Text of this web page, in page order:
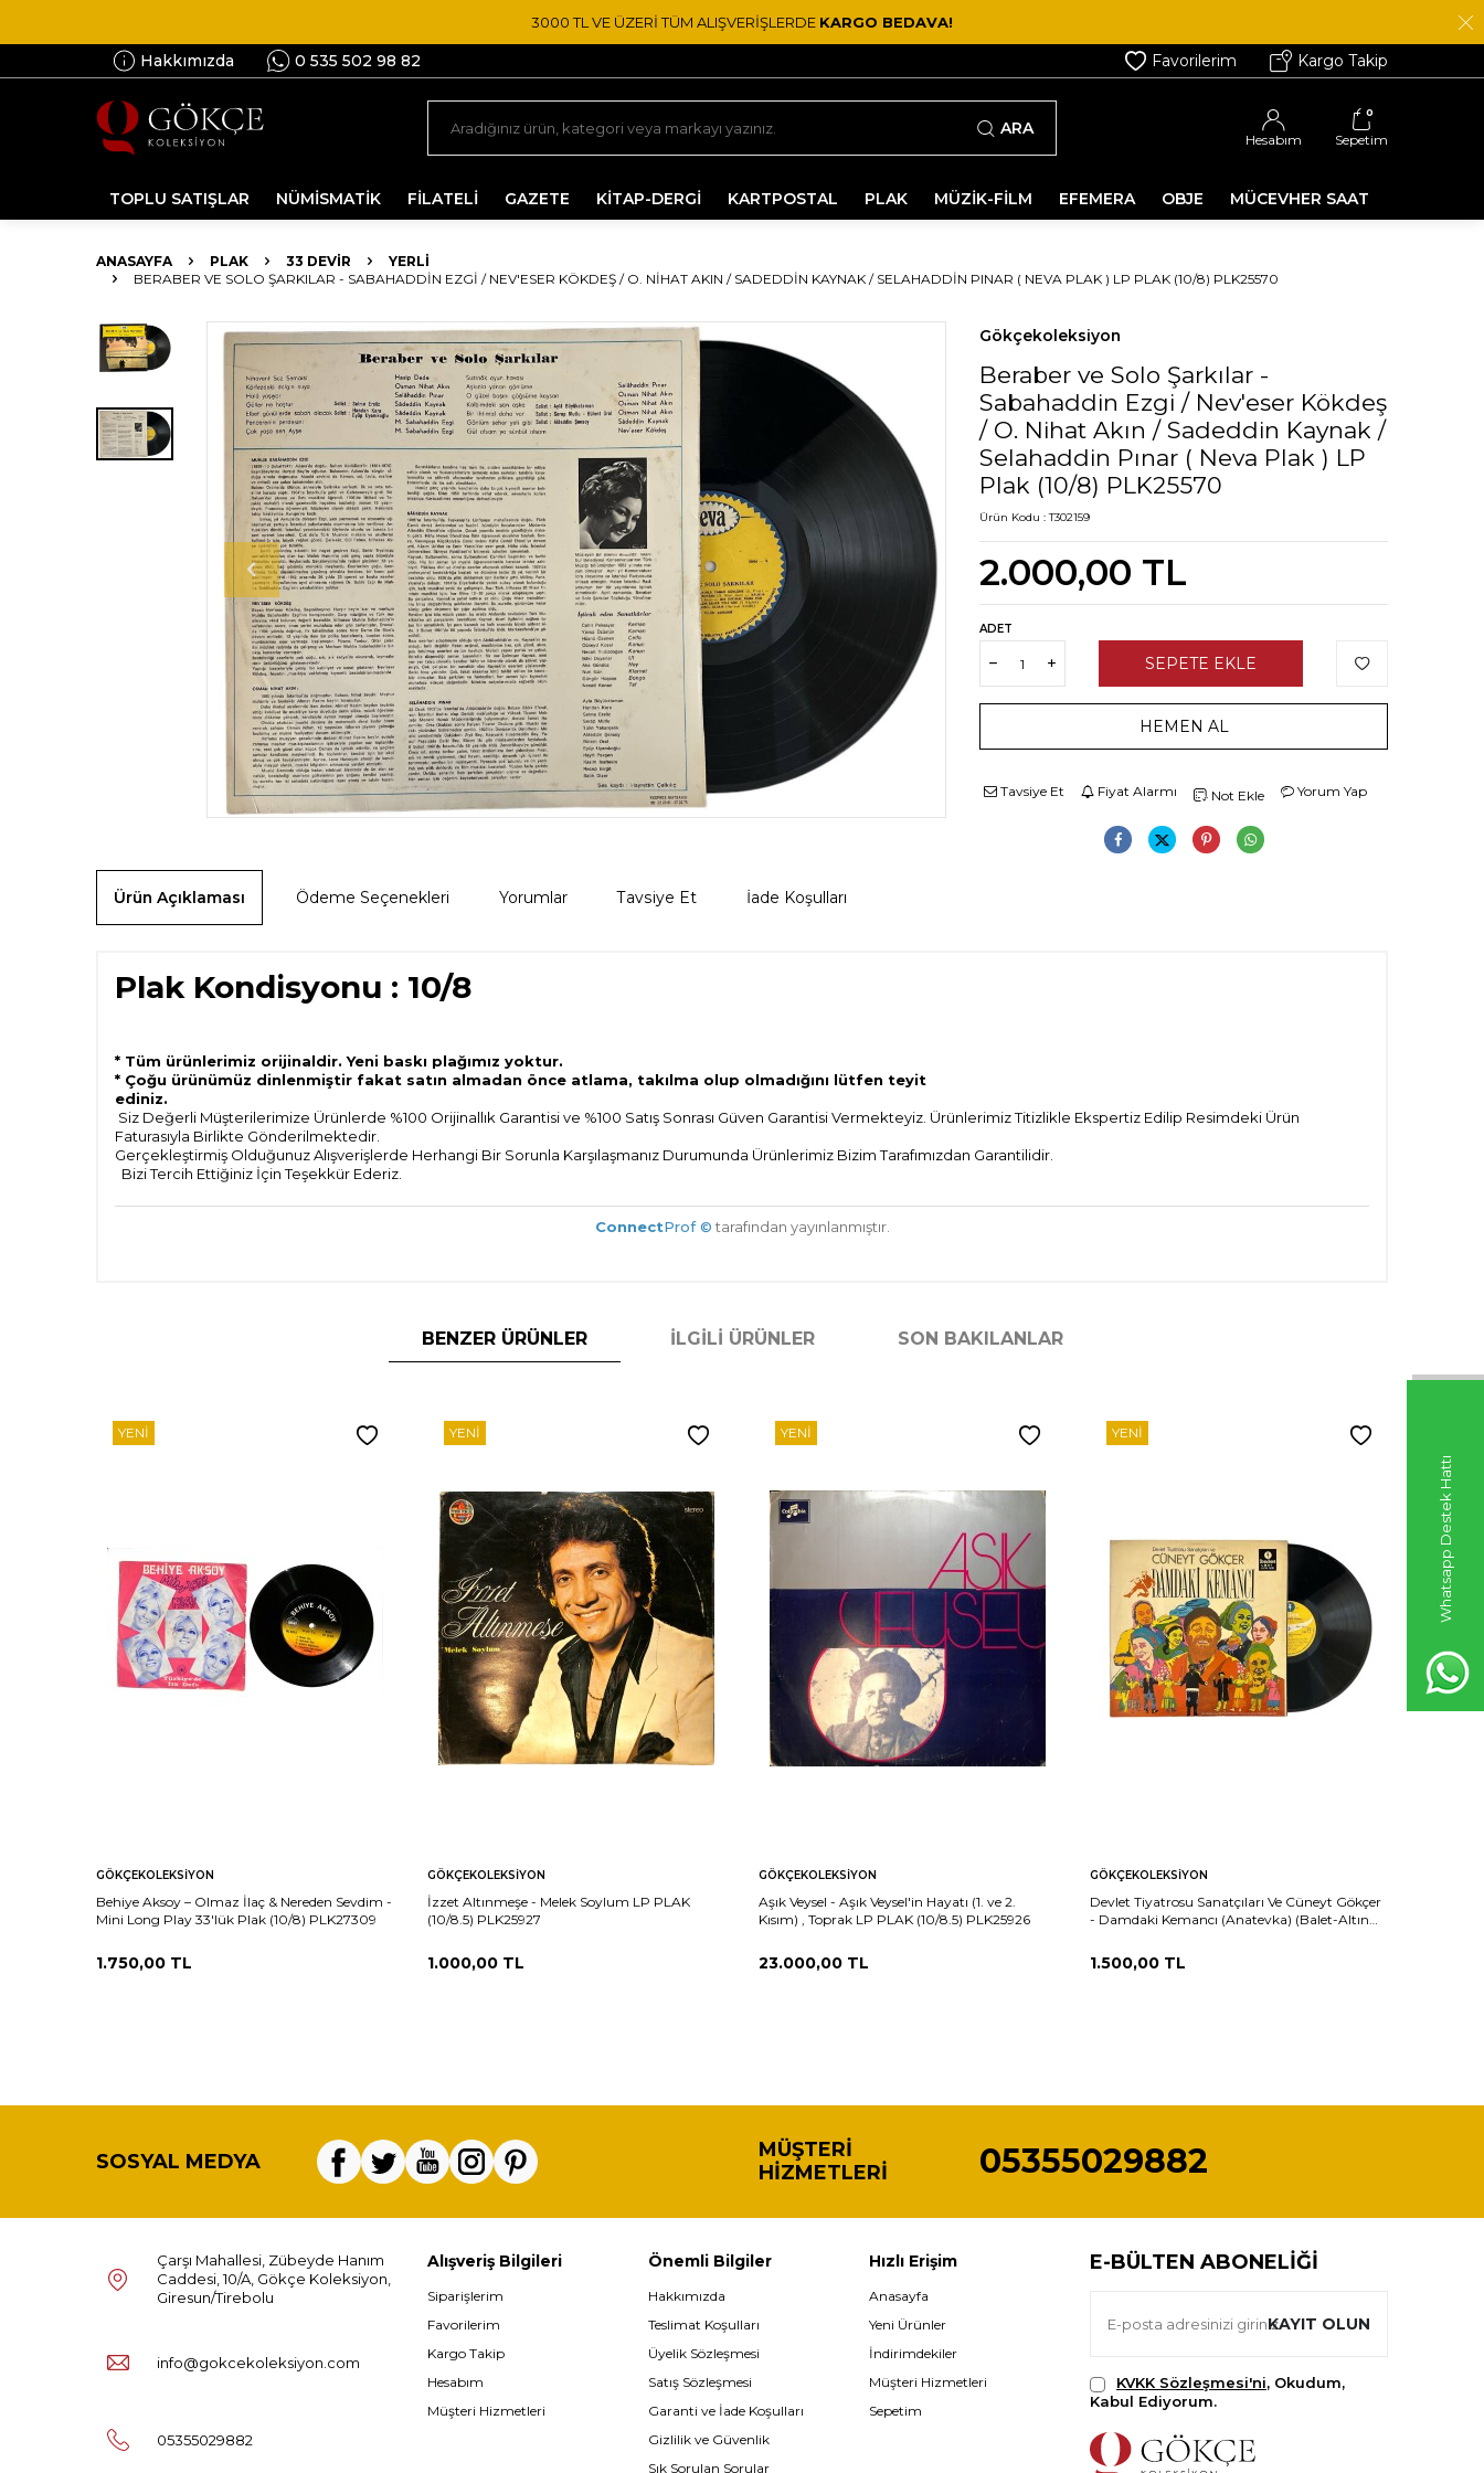
Whatsapp Destek Hattı
3000 TL VE ÜZERİ TÜM ALIŞVERİŞLERDE KARGO BEDAVA!
Hakkımızda 0 535 502 98 82 Favorilerim Kargo Takip
ARA
Hesabım
0
Sepetim
TOPLU SATIŞLAR NÜMİSMATİK FİLATELİ GAZETE KİTAP-DERGİ KARTPOSTAL PLAK MÜZİK-FİLM EFEMERA OBJE MÜCEVHER SAAT
ANASAYFA PLAK 33 DEVIR
YERLI
BERABER VE SOLO ŞARKILAR - SABAHADDIN EZGI / NEV'ESER KÖKDEŞ / O. NIHAT AKIN / SADEDDIN KAYNAK / SELAHADDIN PINAR ( NEVA PLAK ) LP PLAK (10/8) PLK25570
Gökçekoleksiyon
Beraber ve Solo Şarkılar -
Sabahaddin Ezgi / Nev'eser Kökdeş
/ O. Nihat Akın / Sadeddin Kaynak /
Selahaddin Pınar ( Neva Plak ) LP
Plak (10/8) PLK25570
Ürün Kodu :T302159
2.000,00 TL
ADET
SEPETE EKLE
HEMEN AL
Tavsiye Et Fiyat Alarmı Not Ekle Yorum Yap
Ürün Açıklaması Ödeme Seçenekleri Yorumlar Tavsiye Et İade Koşulları
Plak Kondisyonu : 10/8
* Tüm ürünlerimiz orijinaldir. Yeni baskı plağımız yoktur.
* Çoğu ürünümüz dinlenmiştir fakat satın almadan önce atlama, takılma olup olmadığını lütfen teyit
ediniz.
Siz Değerli Müşterilerimize Ürünlerde %100 Orijinallık Garantisi ve %100 Satış Sonrası Güven Garantisi Vermekteyiz. Ürünlerimiz Titizlikle Ekspertiz Edilip Resimdeki Ürün
Faturasıyla Birlikte Gönderilmektedir.
Gerçekleştirmiş Olduğunuz Alışverişlerde Herhangi Bir Sorunla Karşılaşmanız Durumunda Ürünlerimiz Bizim Tarafımızdan Garantilidir.
Bizi Tercih Ettiğiniz İçin Teşekkür Ederiz.
ConnectProf © tarafından yayınlanmıştır.
BENZER ÜRÜNLER İLGILI ÜRÜNLER SON BAKILANLAR
YENI
GÖKÇEKOLEKSIYON
Behiye Aksoy – Olmaz İlaç & Nereden Sevdim -
Mini Long Play 33'lük Plak (10/8) PLK27309
1.750,00 TL
YENI
GÖKÇEKOLEKSIYON
İzzet Altınmeşe - Melek Soylum LP PLAK
(10/8.5) PLK25927
1.000,00 TL
YENI
GÖKÇEKOLEKSIYON
Aşık Veysel - Aşık Veysel'in Hayatı (1. ve 2.
Kısım) , Toprak LP PLAK (10/8.5) PLK25926
23.000,00 TL
YENI
GÖKÇEKOLEKSIYON
Devlet Tiyatrosu Sanatçıları Ve Cüneyt Gökçer
‎- Damdaki Kemancı (Anatevka) (Balet-Altın
1.500,00 TL
SOSYAL MEDYA
MÜŞTERI
HIZMETLERI
05355029882
Çarşı Mahallesi, Zübeyde Hanım
Caddesi, 10/A, Gökçe Koleksiyon,
Giresun/Tirebolu
info@gokcekoleksiyon.com
05355029882
Alışveriş Bilgileri
Siparişlerim
Favorilerim
Kargo Takip
Hesabım
Müşteri Hizmetleri
Önemli Bilgiler
Hakkımızda
Teslimat Koşulları
Üyelik Sözleşmesi
Satış Sözleşmesi
Garanti ve İade Koşulları
Gizlilik ve Güvenlik
Sık Sorulan Sorular
Hızlı Erişim
Anasayfa
Yeni Ürünler
İndirimdekiler
Müşteri Hizmetleri
Sepetim
E-BÜLTEN ABONELIĞI
KAYIT OLUN
KVKK Sözleşmesi'ni, Okudum,
Kabul Ediyorum.